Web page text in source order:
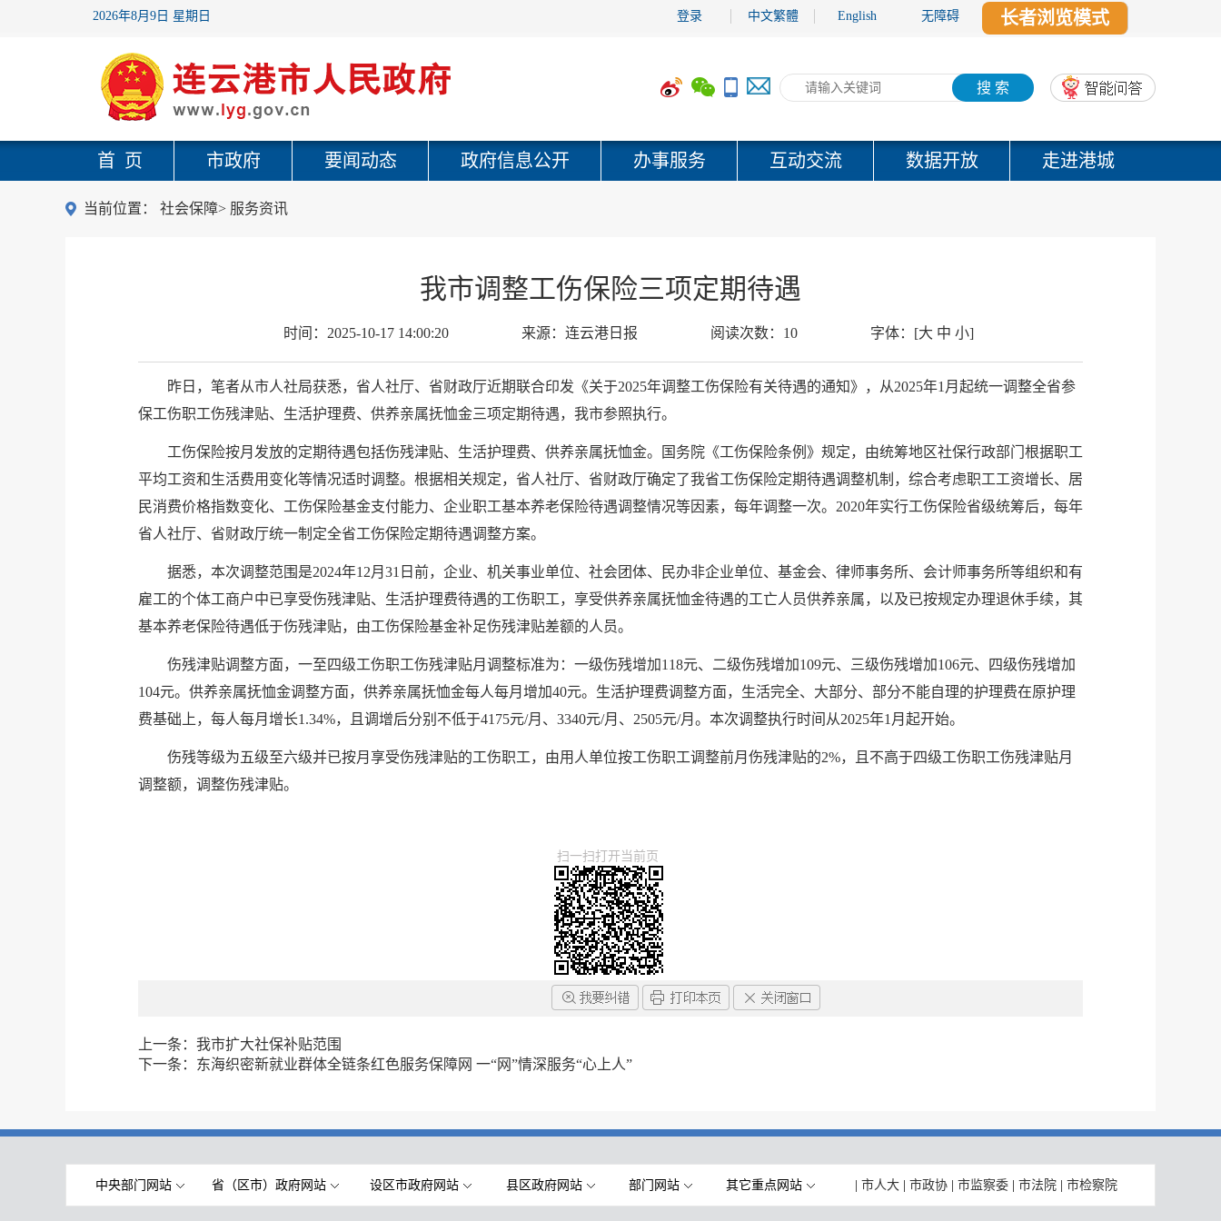
2026年8月9日 星期日 登录 中文繁體 English 无障碍 长者浏览模式
搜 索
首 页 市政府 要闻动态 政府信息公开 办事服务 互动交流 数据开放 走进港城
当前位置： 社会保障> 服务资讯
我市调整工伤保险三项定期待遇
时间： 2025-10-17 14:00:20 来源： 连云港日报 阅读次数： 10 字体： [大 中 小]
昨日，笔者从市人社局获悉，省人社厅、省财政厅近期联合印发《关于2025年调整工伤保险有关待遇的通知》，从2025年1月起统一调整全省参
保工伤职工伤残津贴、生活护理费、供养亲属抚恤金三项定期待遇，我市参照执行。
工伤保险按月发放的定期待遇包括伤残津贴、生活护理费、供养亲属抚恤金。国务院《工伤保险条例》规定，由统筹地区社保行政部门根据职工
平均工资和生活费用变化等情况适时调整。根据相关规定，省人社厅、省财政厅确定了我省工伤保险定期待遇调整机制，综合考虑职工工资增长、居
民消费价格指数变化、工伤保险基金支付能力、企业职工基本养老保险待遇调整情况等因素，每年调整一次。2020年实行工伤保险省级统筹后，每年
省人社厅、省财政厅统一制定全省工伤保险定期待遇调整方案。
据悉，本次调整范围是2024年12月31日前，企业、机关事业单位、社会团体、民办非企业单位、基金会、律师事务所、会计师事务所等组织和有
雇工的个体工商户中已享受伤残津贴、生活护理费待遇的工伤职工，享受供养亲属抚恤金待遇的工亡人员供养亲属，以及已按规定办理退休手续，其
基本养老保险待遇低于伤残津贴，由工伤保险基金补足伤残津贴差额的人员。
伤残津贴调整方面，一至四级工伤职工伤残津贴月调整标准为：一级伤残增加118元、二级伤残增加109元、三级伤残增加106元、四级伤残增加
104元。供养亲属抚恤金调整方面，供养亲属抚恤金每人每月增加40元。生活护理费调整方面，生活完全、大部分、部分不能自理的护理费在原护理
费基础上，每人每月增长1.34%，且调增后分别不低于4175元/月、3340元/月、2505元/月。本次调整执行时间从2025年1月起开始。
伤残等级为五级至六级并已按月享受伤残津贴的工伤职工，由用人单位按工伤职工调整前月伤残津贴的2%，且不高于四级工伤职工伤残津贴月
调整额，调整伤残津贴。
扫一扫打开当前页
上一条： 我市扩大社保补贴范围
下一条： 东海织密新就业群体全链条红色服务保障网 一“网”情深服务“心上人”
中央部门网站 省（区市）政府网站 设区市政府网站 县区政府网站 部门网站 其它重点网站 市人大 市政协 市监察委 市法院 市检察院